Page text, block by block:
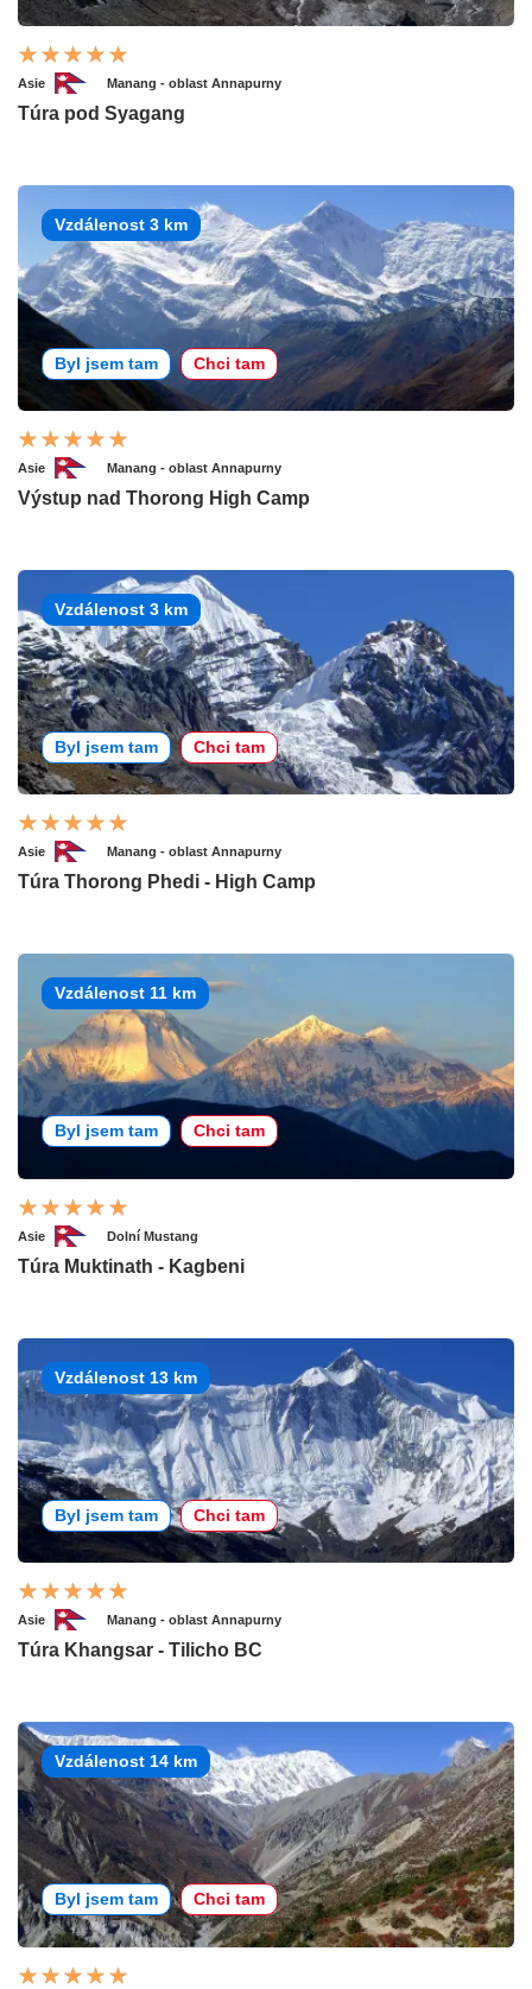
Asie Manang - oblast Annapurny
Túra pod Syagang
Vzdálenost 3 km
Byl jsem tam Chci tam
Asie Manang - oblast Annapurny
Výstup nad Thorong High Camp
Vzdálenost 3 km
Byl jsem tam Chci tam
Asie Manang - oblast Annapurny
Túra Thorong Phedi - High Camp
Vzdálenost 11 km
Byl jsem tam Chci tam
Asie Dolní Mustang
Túra Muktinath - Kagbeni
Vzdálenost 13 km
Byl jsem tam Chci tam
Asie Manang - oblast Annapurny
Túra Khangsar - Tilicho BC
Vzdálenost 14 km
Byl jsem tam Chci tam